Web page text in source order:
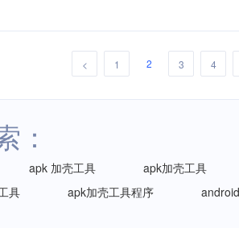
< 1 2 3 4
：
apk 加壳工具
apk加壳工具
具
apk加壳工具程序